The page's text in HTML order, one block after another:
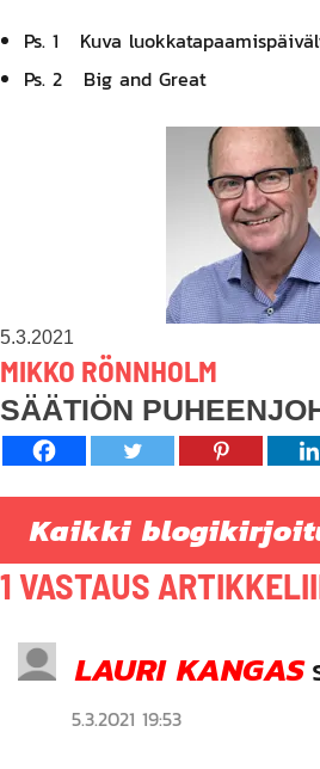
Ps. 1 Kuva
Ps. 2 Big and Great
5.3.2021
MIKKO RÖNNHOLM
SÄÄTIÖN
Kaikki
1 VASTAUS
LAURI KANGAS
5.3.2021 19:53